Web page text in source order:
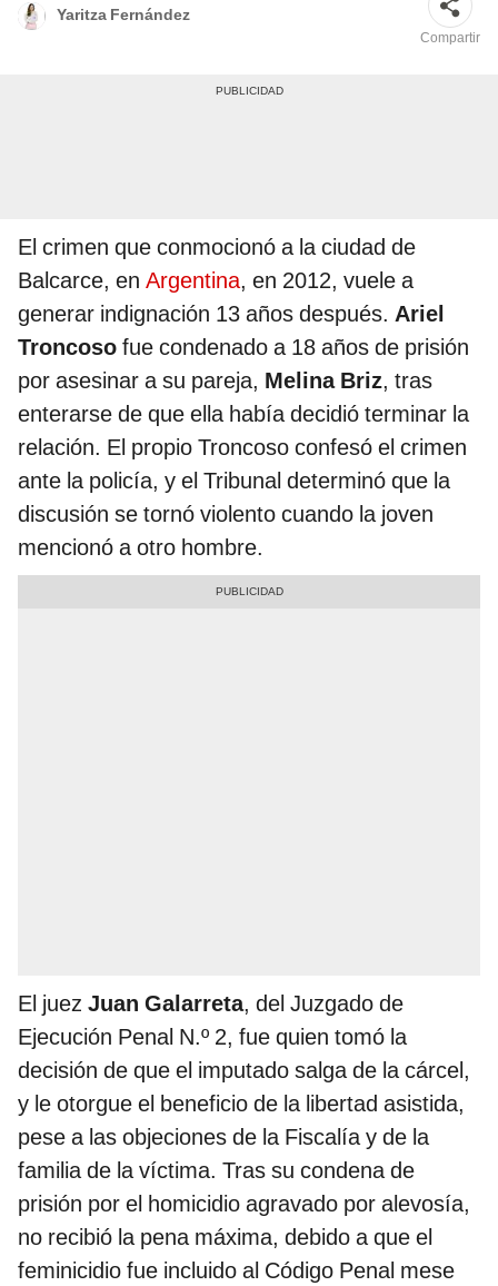
Yaritza Fernández
Compartir
El crimen que conmocionó a la ciudad de
Balcarce, en Argentina, en 2012, vuele a
generar indignación 13 años después. Ariel
Troncoso fue condenado a 18 años de prisión
por asesinar a su pareja, Melina Briz, tras
enterarse de que ella había decidió terminar la
relación. El propio Troncoso confesó el crimen
ante la policía, y el Tribunal determinó que la
discusión se tornó violento cuando la joven
mencionó a otro hombre.
El juez Juan Galarreta, del Juzgado de
Ejecución Penal N.º 2, fue quien tomó la
decisión de que el imputado salga de la cárcel,
y le otorgue el beneficio de la libertad asistida,
pese a las objeciones de la Fiscalía y de la
familia de la víctima. Tras su condena de
prisión por el homicidio agravado por alevosía,
no recibió la pena máxima, debido a que el
feminicidio fue incluido al Código Penal mese